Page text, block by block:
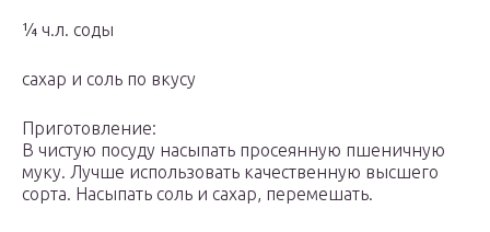
¼ ч.л. соды
сахар и соль по вкусу
Приготовление:
В чистую посуду насыпать просеянную пшеничную
муку. Лучше использовать качественную высшего
сорта. Насыпать соль и сахар, перемешать.